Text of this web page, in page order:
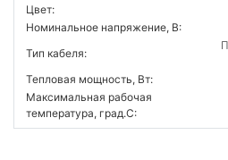
Цвет:
Номинальное напряжение, В:
Тип кабеля:
Тепловая мощность, Вт:
Максимальная рабочая
температура, град.C: